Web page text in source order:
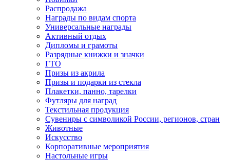
Распродажа
Награды по видам спорта
Универсальные награды
Активный отдых
Дипломы и грамоты
Разрядные книжки и значки
ГТО
Призы из акрила
Призы и подарки из стекла
Плакетки, панно, тарелки
Футляры для наград
Текстильная продукция
Сувениры с символикой России, регионов, стран
Животные
Искусство
Корпоративные мероприятия
Настольные игры